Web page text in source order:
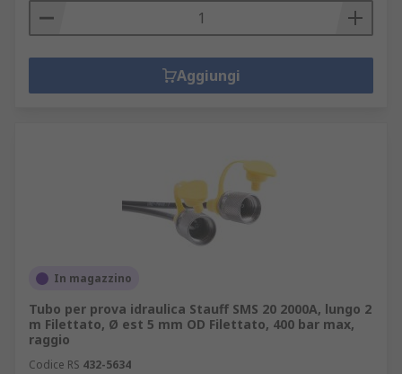
Aggiungi
In magazzino
Tubo per prova idraulica Stauff SMS 20 2000A, lungo 2
m Filettato, Ø est 5 mm OD Filettato, 400 bar max,
raggio
Codice RS 432-5634